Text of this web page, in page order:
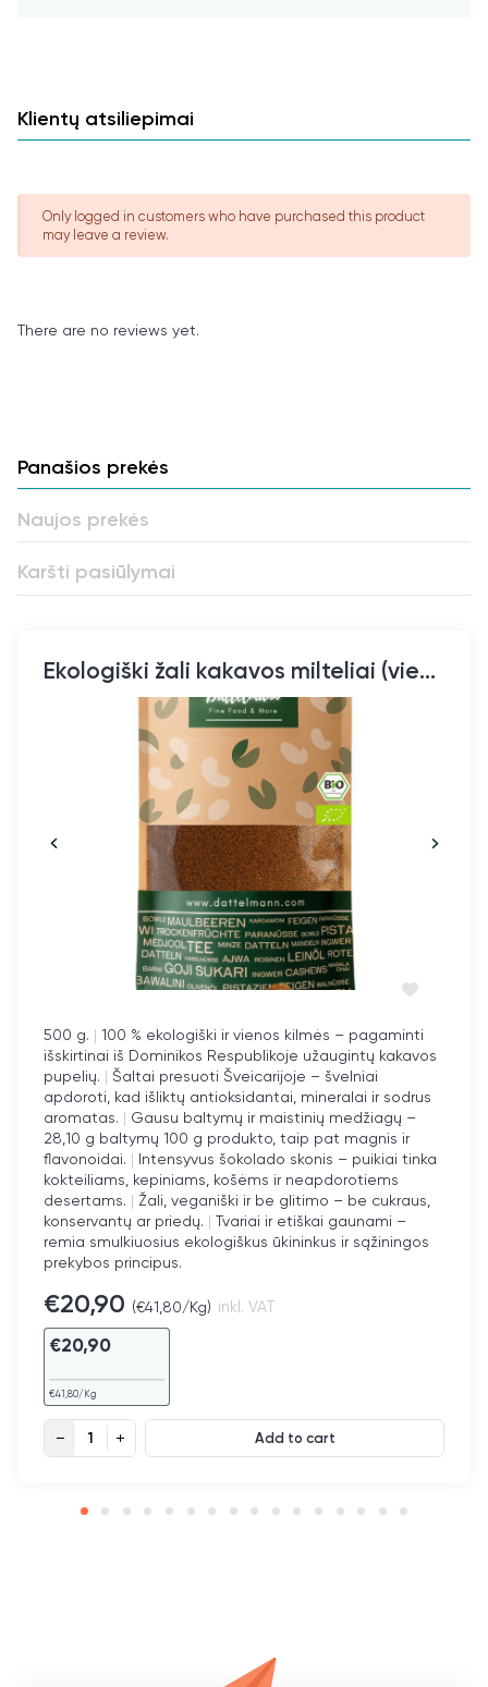
Sudėtis:
Klientų atsiliepimai
Only logged in customers who have purchased this product
may leave a review.
There are no reviews yet.
Panašios prekės
Naujos prekės
Karšti pasiūlymai
Ekologiški žali kakavos milteliai (vienos kilmės)
500 g. | 100 % ekologiški ir vienos kilmės – pagaminti
išskirtinai iš Dominikos Respublikoje užaugintų kakavos
pupelių. | Šaltai presuoti Šveicarijoje – švelniai
apdoroti, kad išliktų antioksidantai, mineralai ir sodrus
aromatas. | Gausu baltymų ir maistinių medžiagų –
28,10 g baltymų 100 g produkto, taip pat magnis ir
flavonoidai. | Intensyvus šokolado skonis – puikiai tinka
kokteiliams, kepiniams, košėms ir neapdorotiems
desertams. | Žali, veganiški ir be glitimo – be cukraus,
konservantų ar priedų. | Tvariai ir etiškai gaunami –
remia smulkiuosius ekologiškus ūkininkus ir sąžiningos
prekybos principus.
€20,90 (€41,80/Kg) inkl. VAT
€20,90
€41,80/Kg
Ekologiški žali kakavos milteliai (vienos kilmės) quantity
Add to cart